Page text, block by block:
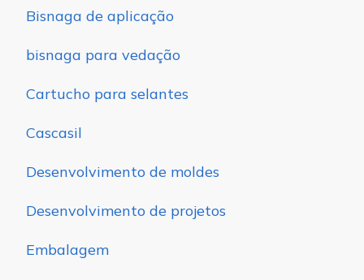
Bisnaga de aplicação
bisnaga para vedação
Cartucho para selantes
Cascasil
Desenvolvimento de moldes
Desenvolvimento de projetos
Embalagem